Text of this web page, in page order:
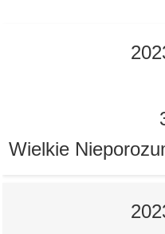
Wielkie